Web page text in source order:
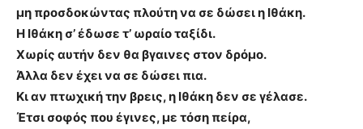
μη προσδοκώντας πλούτη να σε δώσει η Ιθάκη.
Η Ιθάκη σ’ έδωσε τ’ ωραίο ταξίδι.
Χωρίς αυτήν δεν θα βγαινες στον δρόμο.
Άλλα δεν έχει να σε δώσει πια.
Κι αν πτωχική την βρεις, η Ιθάκη δεν σε γέλασε.
Έτσι σοφός που έγινες, με τόση πείρα,